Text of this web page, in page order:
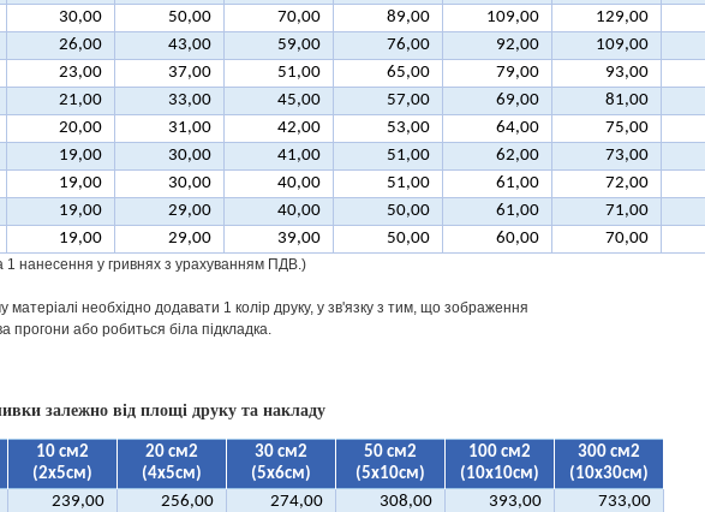
30,00 50,00 70,00 89,00 109,00 129,00
26,00 43,00 59,00 76,00 92,00 109,00
23,00 37,00 51,00 65,00 79,00 93,00
21,00 33,00 45,00 57,00 69,00 81,00
20,00 31,00 42,00 53,00 64,00 75,00
19,00 30,00 41,00 51,00 62,00 73,00
19,00 30,00 40,00 51,00 61,00 72,00
19,00 29,00 40,00 50,00 61,00 71,00
19,00 29,00 39,00 50,00 60,00 70,00
1 нанесення у гривнях з урахуванням ПДВ.)
матеріалі необхідно додавати 1 колір друку, у зв'язку з тим, що зображення
прогони або робиться біла підкладка.
залежно від площі друку та накладу
10 см2
(2х5см)
20 см2
(4х5см)
30 см2
(5х6см)
50 см2
(5х10см)
100 см2
(10х10см)
300 см2
(10х30см)
239,00 256,00 274,00 308,00 393,00
733,00